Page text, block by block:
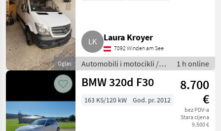
Oglas
Laura Kroyer
7092 Winden am See
Automobili i motocikli /
Limuzine
1 h online
BMW 320d F30
8.700
€
bez PDV-a
Stara cijena
9.500 €
163 KS/120 kW God. pr. 2012